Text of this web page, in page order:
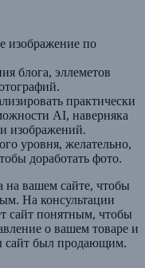
изображение по
блога, эллеметов
практически
AI, наверняка
изображений.
уровня, желательно,
доработать фото.
вашем сайте, чтобы
На консультации
сайт понятным, чтобы
о вашем товаре и
сайт был продающим.